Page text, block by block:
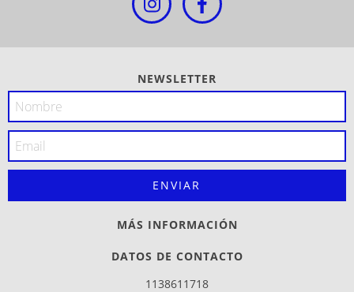
NEWSLETTER
MÁS INFORMACIÓN
DATOS DE CONTACTO
1138611718